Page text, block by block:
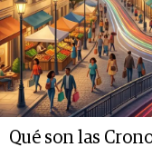
Qué son las